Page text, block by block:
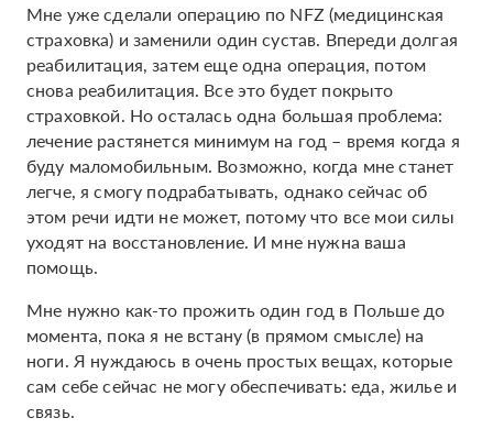
Мне уже сделали операцию по NFZ (медицинская
страховка) и заменили один сустав. Впереди долгая
реабилитация, затем еще одна операция, потом
снова реабилитация. Все это будет покрыто
страховкой. Но осталась одна большая проблема:
лечение растянется минимум на год – время когда я
буду маломобильным. Возможно, когда мне станет
легче, я смогу подрабатывать, однако сейчас об
этом речи идти не может, потому что все мои силы
уходят на восстановление. И мне нужна ваша
помощь.
Мне нужно как-то прожить один год в Польше до
момента, пока я не встану (в прямом смысле) на
ноги. Я нуждаюсь в очень простых вещах, которые
сам себе сейчас не могу обеспечивать: еда, жилье и
связь.